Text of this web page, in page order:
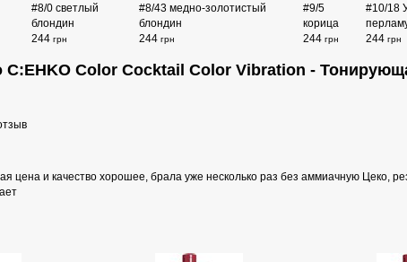
#8/0 светлый
блондин
244 грн
#8/43 медно-золотистый
блондин
244 грн
#9/5
корица
244 грн
#10/18
244 грн
Color Cocktail Color Vibration -
цена и качество хорошее, брала уже несколько раз без аммиачную Цеко,